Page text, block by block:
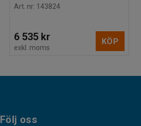
Art. nr: 143824
6 535 kr
exkl. moms
KÖP
Följ oss